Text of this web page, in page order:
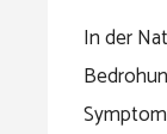
In der